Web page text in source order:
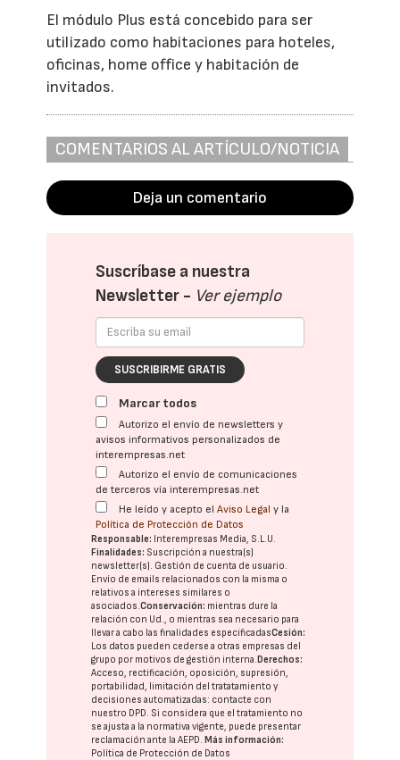
El módulo Plus está concebido para ser
utilizado como habitaciones para hoteles,
oficinas, home office y habitación de
invitados.
COMENTARIOS AL ARTÍCULO/NOTICIA
Deja un comentario
Suscríbase a nuestra
Newsletter - Ver ejemplo
SUSCRIBIRME GRATIS
Marcar todos
Autorizo el envío de newsletters y
avisos informativos personalizados de
interempresas.net
Autorizo el envío de comunicaciones
de terceros vía interempresas.net
He leído y acepto elAviso Legal y la
Política de Protección de Datos
Responsable: Interempresas Media, S.L.U.
Finalidades: Suscripción a nuestra(s)
newsletter(s). Gestión de cuenta de usuario.
Envío de emails relacionados con la misma o
relativos a intereses similares o
asociados.Conservación: mientras dure la
relación con Ud., o mientras sea necesario para
llevar a cabo las finalidades especificadasCesión:
Los datos pueden cederse a otras empresas del
grupo por motivos de gestión interna.Derechos:
Acceso, rectificación, oposición, supresión,
portabilidad, limitación del tratatamiento y
decisiones automatizadas: contacte con
nuestro DPD. Si considera que el tratamiento no
se ajusta a la normativa vigente, puede presentar
reclamación ante laAEPD.Más información:
Política de Protección de Datos